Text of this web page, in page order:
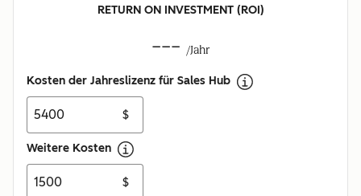
RETURN ON INVESTMENT (ROI)
--- /Jahr
Kosten der Jahreslizenz für Sales Hub
$
Weitere Kosten
$